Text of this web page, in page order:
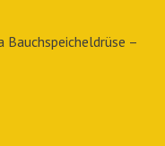
Bauchspeicheldrüse –